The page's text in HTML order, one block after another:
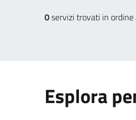
0servizi trovati in
Esplora